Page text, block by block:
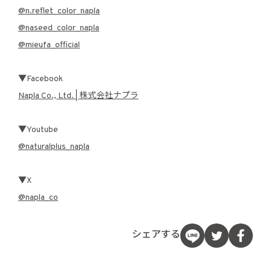
@n.reflet_color_napla
@naseed_color_napla
@mieufa_official
▼Facebook
Napla Co., Ltd. | 株式会社ナプラ
▼Youtube
@naturalplus_napla
▼X
@napla_co
シェアする